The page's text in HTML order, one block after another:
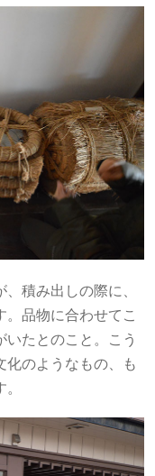
積み出しの際に、
品物に合わせてこ
たとのこと。こう
のようなもの、も